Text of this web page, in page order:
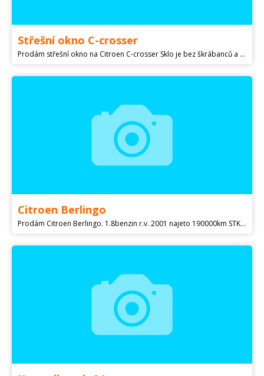
Střešní okno C-crosser
Prodám střešní okno na Citroen C-crosser Sklo je bez škrábanců a prasklin. Kód dílu 1643575080 Cena 5000
Citroen Berlingo
Prodám Citroen Berlingo. 1.8benzin r.v. 2001 najeto 190000km STK do01/24 nové kompletní zadní brzdy cca 500km. Sada letních kol. Mírná koroze. Měněn motor před cca2000km ,nové díly jako rozvody atd. Nyní špatné těsnění pod hlavou. Plně pojízdné. Dohoda.